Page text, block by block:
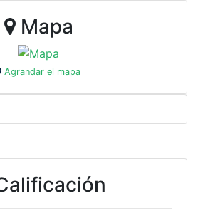
Mapa
Agrandar el mapa